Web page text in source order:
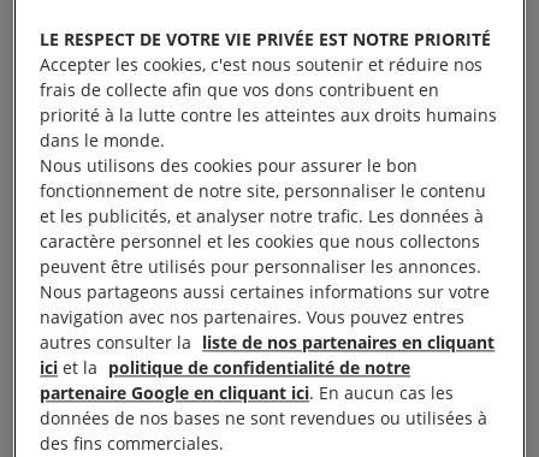
LE RESPECT DE VOTRE VIE PRIVÉE EST NOTRE PRIORITÉ
Accepter les cookies, c'est nous soutenir et réduire nos
frais de collecte afin que vos dons contribuent en
priorité à la lutte contre les atteintes aux droits humains
dans le monde.
Nous utilisons des cookies pour assurer le bon
fonctionnement de notre site, personnaliser le contenu
et les publicités, et analyser notre trafic. Les données à
caractère personnel et les cookies que nous collectons
peuvent être utilisés pour personnaliser les annonces.
Nous partageons aussi certaines informations sur votre
navigation avec nos partenaires. Vous pouvez entres
autres consulter la liste de nos partenaires en cliquant
ici et la politique de confidentialité de notre
partenaire Google en cliquant ici. En aucun cas les
données de nos bases ne sont revendues ou utilisées à
des fins commerciales.